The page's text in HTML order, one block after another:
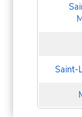
Saint-